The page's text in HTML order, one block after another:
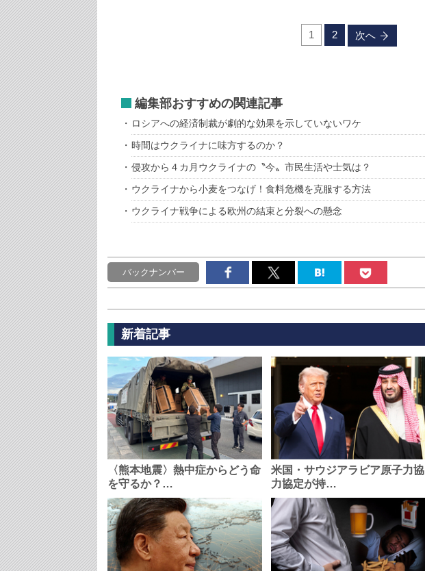
1 2 次へ
編集部おすすめの関連記事
ロシアへの経済制裁が劇的な効果を示していないワケ
時間はウクライナに味方するのか？
侵攻から４カ月ウクライナの〝今〟市民生活や士気は？
ウクライナから小麦をつなげ！食料危機を克服する方法
ウクライナ戦争による欧州の結束と分裂への懸念
バックナンバー
新着記事
〈熊本地震〉熱中症からどう命
を守るか？…
米国・サウジアラビア原子力協
力協定が持…